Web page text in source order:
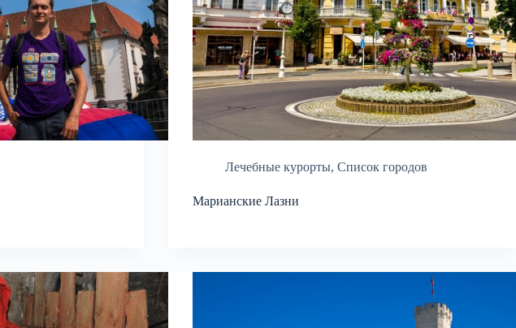
Лечебные курорты, Список городов
Марианские Лазни